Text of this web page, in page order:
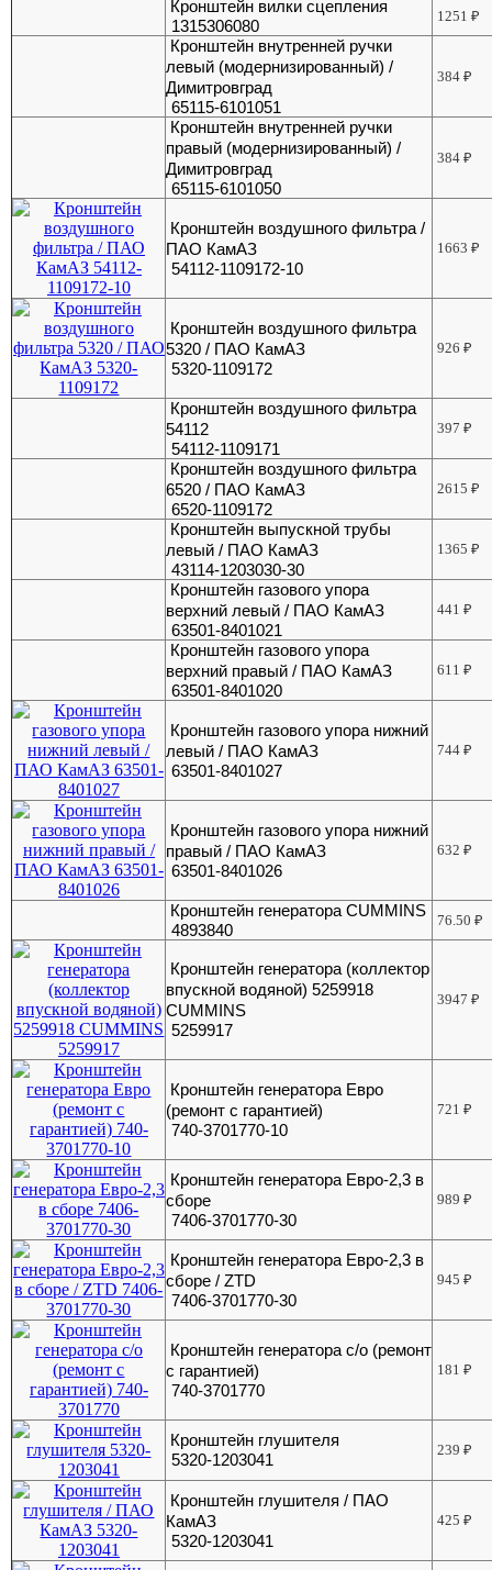
Кронштейн вилки сцепления
1315306080
1251₽
Кронштейн внутренней ручки
левый (модернизированный) /
Димитровград
65115-6101051
384₽
Кронштейн внутренней ручки
правый (модернизированный) /
Димитровград
65115-6101050
384₽
Кронштейн воздушного фильтра /
ПАО КамАЗ
54112-1109172-10
1663₽
Кронштейн воздушного фильтра
5320 / ПАО КамАЗ
5320-1109172
926₽
Кронштейн воздушного фильтра
54112
54112-1109171
397₽
Кронштейн воздушного фильтра
6520 / ПАО КамАЗ
6520-1109172
2615₽
Кронштейн выпускной трубы
левый / ПАО КамАЗ
43114-1203030-30
1365₽
Кронштейн газового упора
верхний левый / ПАО КамАЗ
63501-8401021
441₽
Кронштейн газового упора
верхний правый / ПАО КамАЗ
63501-8401020
611₽
Кронштейн газового упора нижний
левый / ПАО КамАЗ
63501-8401027
744₽
Кронштейн газового упора нижний
правый / ПАО КамАЗ
63501-8401026
632₽
Кронштейн генератора CUMMINS
4893840
76.50₽
Кронштейн генератора (коллектор
впускной водяной) 5259918
CUMMINS
5259917
3947₽
Кронштейн генератора Евро
(ремонт с гарантией)
740-3701770-10
721₽
Кронштейн генератора Евро-2,3 в
сборе
7406-3701770-30
989₽
Кронштейн генератора Евро-2,3 в
сборе / ZTD
7406-3701770-30
945₽
Кронштейн генератора с/о (ремонт
с гарантией)
740-3701770
181₽
Кронштейн глушителя
5320-1203041
239₽
Кронштейн глушителя / ПАО
КамАЗ
5320-1203041
425₽